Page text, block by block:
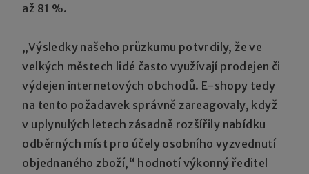
až 81 %.
„Výsledky našeho průzkumu potvrdily, že ve
velkých městech lidé často využívají prodejen či
výdejen internetových obchodů. E-shopy tedy
na tento požadavek správně zareagovaly, když
v uplynulých letech zásadně rozšířily nabídku
odběrných míst pro účely osobního vyzvednutí
objednaného zboží,“ hodnotí výkonný ředitel